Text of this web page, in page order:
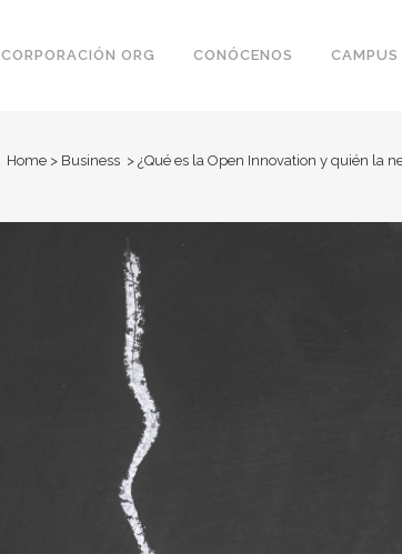
CORPORACIÓN ORG CONÓCENOS CAMPUS
Home > Business > ¿Qué es la Open Innovation y quién la